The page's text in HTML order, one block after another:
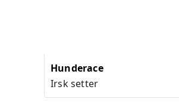
Hunderace
Irsk setter